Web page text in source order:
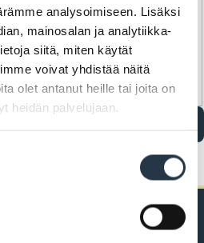
analysoimiseen. Lisäksi
mainosalan ja analytiikka-
siitä, miten käytät
voivat yhdistää näitä
olet antanut heille tai joita on
heidän palvelujaan.
klikkaamalla
FriendlyCaptcha ⇗
oletko ihminen ja